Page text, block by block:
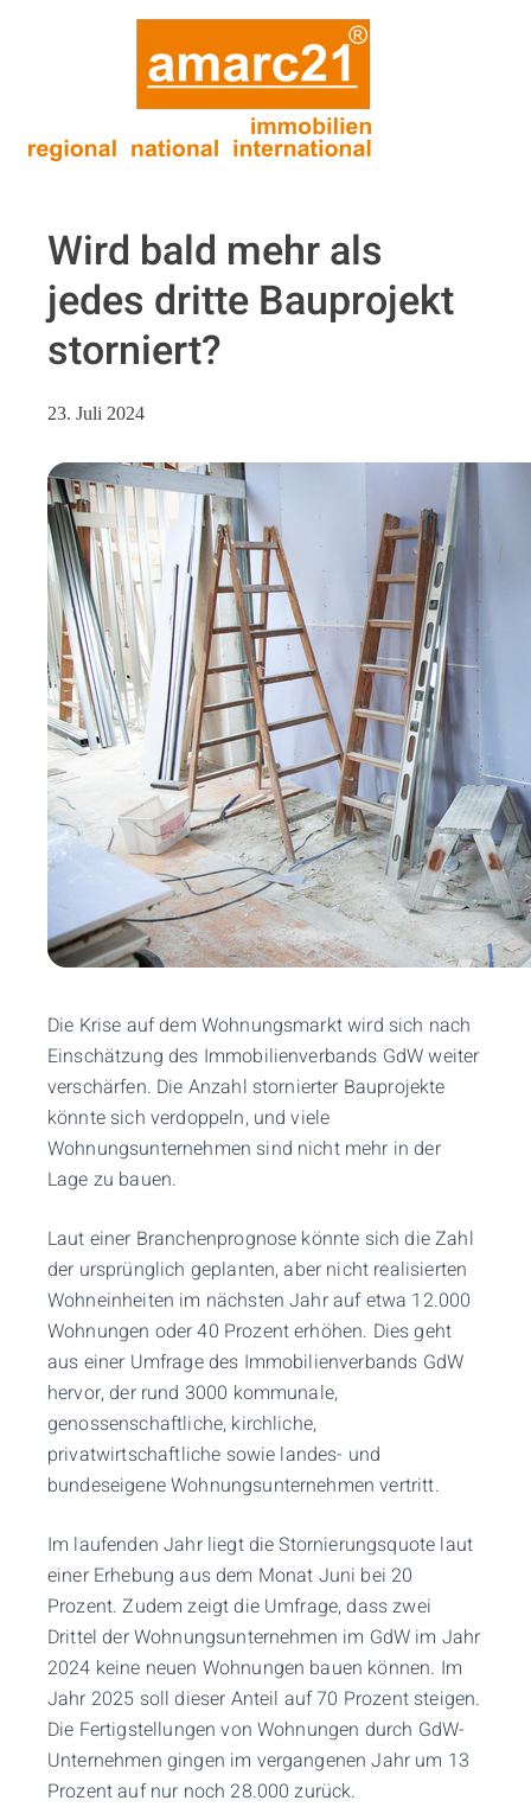
Wird bald mehr als
jedes dritte Bauprojekt
storniert?
23. Juli 2024
Die Krise auf dem Wohnungsmarkt wird sich nach
Einschätzung des Immobilienverbands GdW weiter
verschärfen. Die Anzahl stornierter Bauprojekte
könnte sich verdoppeln, und viele
Wohnungsunternehmen sind nicht mehr in der
Lage zu bauen.
Laut einer Branchenprognose könnte sich die Zahl
der ursprünglich geplanten, aber nicht realisierten
Wohneinheiten im nächsten Jahr auf etwa 12.000
Wohnungen oder 40 Prozent erhöhen. Dies geht
aus einer Umfrage des Immobilienverbands GdW
hervor, der rund 3000 kommunale,
genossenschaftliche, kirchliche,
privatwirtschaftliche sowie landes- und
bundeseigene Wohnungsunternehmen vertritt.
Im laufenden Jahr liegt die Stornierungsquote laut
einer Erhebung aus dem Monat Juni bei 20
Prozent. Zudem zeigt die Umfrage, dass zwei
Drittel der Wohnungsunternehmen im GdW im Jahr
2024 keine neuen Wohnungen bauen können. Im
Jahr 2025 soll dieser Anteil auf 70 Prozent steigen.
Die Fertigstellungen von Wohnungen durch GdW-
Unternehmen gingen im vergangenen Jahr um 13
Prozent auf nur noch 28.000 zurück.